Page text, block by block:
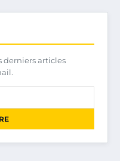
derniers articles